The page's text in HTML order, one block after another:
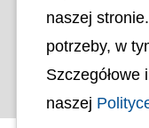
Mapa strony
Ochrona
Deklaracja
Dostępność
Budynków
naszej
potrzeby, w
naszej